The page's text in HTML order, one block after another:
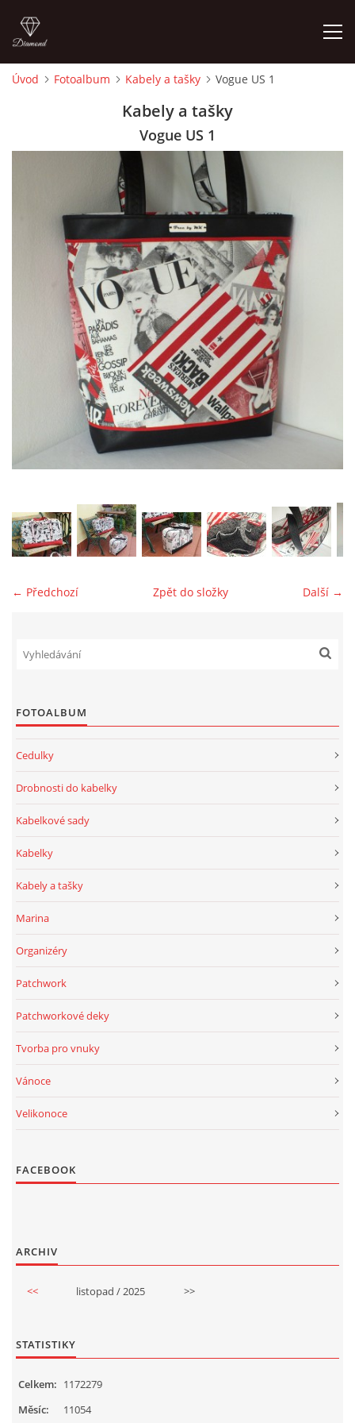
MOJE POSLEDNÍ PRÁCE
jk-laguna@seznam.cz
© 2025 eStránky.cz
Úvod Fotoalbum Kabely a tašky Vogue US 1
Kabely a tašky
Vogue US 1
← Předchozí Další →
Zpět do složky
FOTOALBUM
Cedulky
Drobnosti do kabelky
Kabelkové sady
Kabelky
Kabely a tašky
Marina
Organizéry
Patchwork
Patchworkové deky
Tvorba pro vnuky
Vánoce
Velikonoce
FACEBOOK
ARCHIV
<< listopad / 2025 >>
STATISTIKY
Celkem: 1172279
Měsíc:
11054